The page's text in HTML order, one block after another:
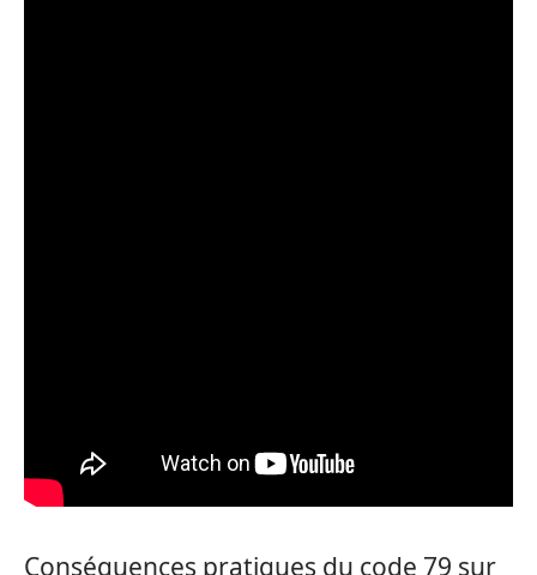
Conséquences pratiques du code 79 sur